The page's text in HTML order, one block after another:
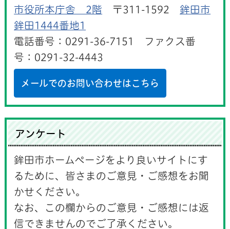
市役所本庁舎 2階 〒311-1592 鉾田市
鉾田1444番地1
電話番号：0291-36-7151 ファクス番
号：0291-32-4443
メールでのお問い合わせはこちら
アンケート
鉾田市ホームページをより良いサイトにす
るために、皆さまのご意見・ご感想をお聞
かせください。
なお、この欄からのご意見・ご感想には返
信できませんのでご了承ください。